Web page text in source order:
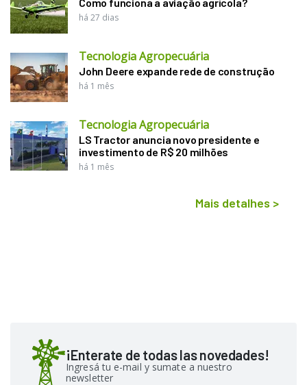
há 27 dias
Tecnologia Agropecuária
John Deere expande rede de construção
há 1 mês
Tecnologia Agropecuária
LS Tractor anuncia novo presidente e
investimento de R$ 20 milhões
há 1 mês
Mais detalhes >
¡Enterate de todas las novedades!
Ingresá tu e-mail y sumate a nuestro
newsletter